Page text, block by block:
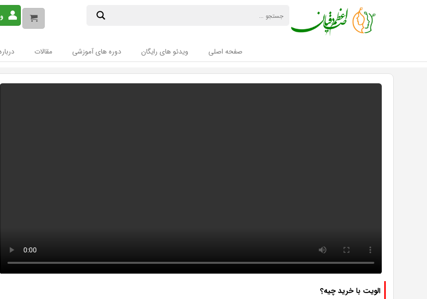
صفحه اصلی ویدئو های رایگان دوره های آموزشی مقالات
الویت با خرید چیه؟